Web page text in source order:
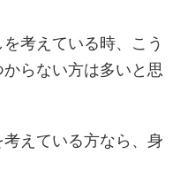
考えている時、こう
らない方は多いと思
えている方なら、身